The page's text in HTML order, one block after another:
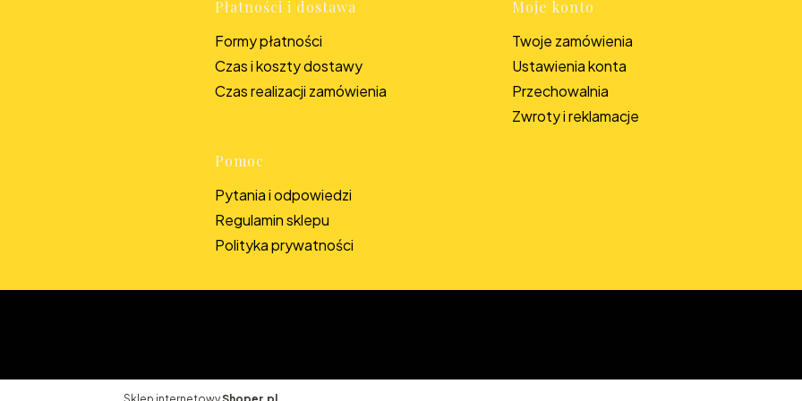
Płatności i dostawa
Formy płatności
Czas i koszty dostawy
Czas realizacji zamówienia
Moje konto
Twoje zamówienia
Ustawienia konta
Przechowalnia
Zwroty i reklamacje
Pomoc
Pytania i odpowiedzi
Regulamin sklepu
Polityka prywatności